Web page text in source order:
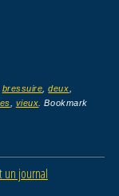
bressuire ,deux
vieux . Bookmark
un journal